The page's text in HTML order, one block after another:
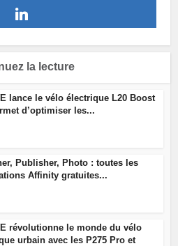
la lecture
lance le vélo électrique L20 Boost
d’optimiser les...
Publisher, Photo : toutes les
Affinity gratuites...
révolutionne le monde du vélo
urbain avec les P275 Pro et